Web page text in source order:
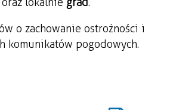
o zachowanie ostrożności i
komunikatów pogodowych.